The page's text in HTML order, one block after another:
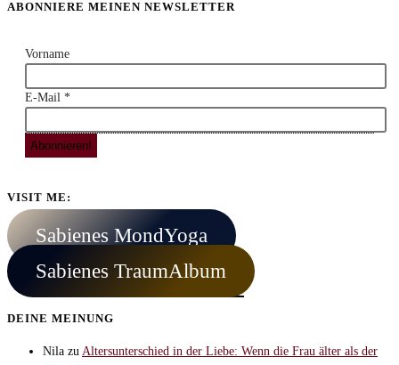
ABONNIERE MEINEN NEWSLETTER
Vorname
E-Mail *
VISIT ME:
Sabienes MondYoga
Sabienes TraumAlbum
DEINE MEINUNG
Nila zu Altersunterschied in der Liebe: Wenn die Frau älter als der